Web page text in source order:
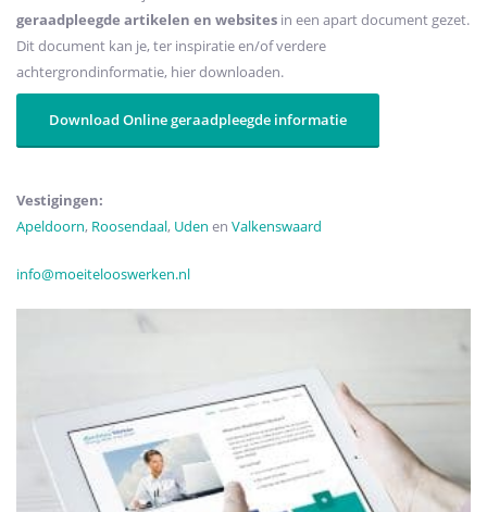
geraadpleegde artikelen en websites in een apart document gezet.
Dit document kan je, ter inspiratie en/of verdere
achtergrondinformatie, hier downloaden.
Download Online geraadpleegde informatie
Vestigingen:
Apeldoorn, Roosendaal, Uden en Valkenswaard
info@moeitelooswerken.nl